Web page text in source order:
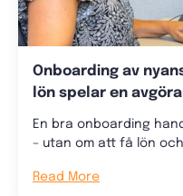
Onboarding av
lön spelar en
En bra onboarding
– utan om att få lön
Read More